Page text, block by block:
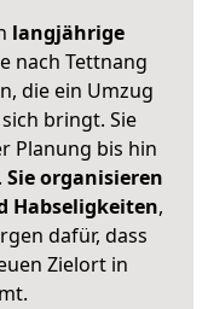
langjährige
nach Tettnang
die ein Umzug
bringt. Sie
Planung bis hin
Sie organisieren
Habseligkeiten,
dafür, dass
Zielort in